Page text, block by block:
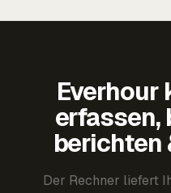
Everhour
erfassen,
berichten
Der Rechner liefert